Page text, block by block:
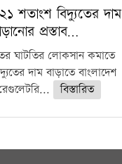
শতাংশ বিদ্যুতের দাম
প্রস্তাব…
ঘাটতির লোকসান কমাতে
দাম বাড়াতে বাংলাদেশ
বিস্তারিত